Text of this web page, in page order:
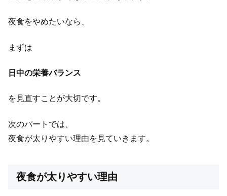
夜食をやめたいなら、
まずは
日中の栄養バランス
を見直すことが大切です。
次のパートでは、
夜食が太りやすい理由を見ていきます。
夜食が太りやすい理由